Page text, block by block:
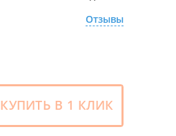
Отзывы
КУПИТЬ В 1 КЛИК